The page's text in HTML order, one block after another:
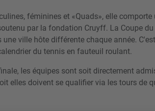
féminines et «Quads», elle
par la fondation Cruyff. La Coupe
ville hôte différente chaque année.
du tennis en fauteuil roulant.
les équipes sont soit directement
elles doivent se qualifier via les tours de